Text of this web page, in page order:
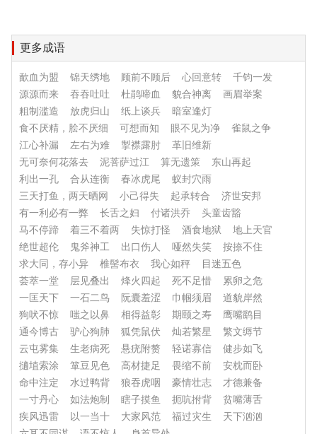
更多成语
歃血为盟 锦天绣地 顾前不顾后 心回意转
千钧一发
源源而来
吞吞吐吐 杜鹃啼血 貌合神离
画眉举案
粗制滥造
放虎归山 纸上谈兵
暗室逢灯
食不厌精，脍不厌细
可想而知 眼不见为净
雀鼠之争
江心补漏
左右为难 掣襟露肘
革旧维新
无可奈何花落去
泥菩萨过江 算无遗策
东山再起
利出一孔
合从连衡 春冰虎尾
蚁封穴雨
三天打鱼，两天晒网
小己得失 起承转合
济世安邦
有一利必有一弊
长舌之妇 付诸洪乔
头童齿豁
马不停蹄
着三不着两 失惊打怪 酒食地狱
地上天官
绝世超伦
鬼斧神工 出口伤人 哑然失笑
按捺不住
求大同，存小异
椎髻布衣 我心如秤
目迷五色
荟萃一堂
层见叠出 烽火四起 死不足惜
累卵之危
一匡天下
一石二鸟 阮囊羞涩 巾帼须眉
道貌岸然
狗吠不惊
嗤之以鼻 相得益彰 期颐之寿
鹰嘴鹞目
通今博古
驴心狗肺 狐凭鼠伏 灿若繁星
繁文缛节
云屯雾集
生老病死 悬疣附赘 轻诺寡信
健步如飞
擿埴索涂
箪豆见色 高材捷足 畏缩不前
安枕而卧
命中注定
水过鸭背 狼吞虎咽 豪情壮志
才德兼备
一寸丹心
如法炮制 瞎子摸鱼 扼吭拊背
贫嘴薄舌
疾风迅雷
以一当十 大家风范 福过灾生
天下汹汹